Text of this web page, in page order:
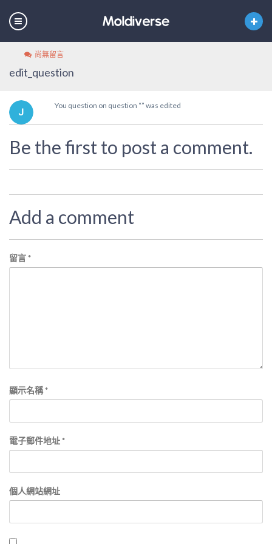
尚無留言
edit_question
You question on question “” was edited
Be the first to post a comment.
Add a comment
留言*
顯示名稱*
電子郵件地址*
個人網站網址